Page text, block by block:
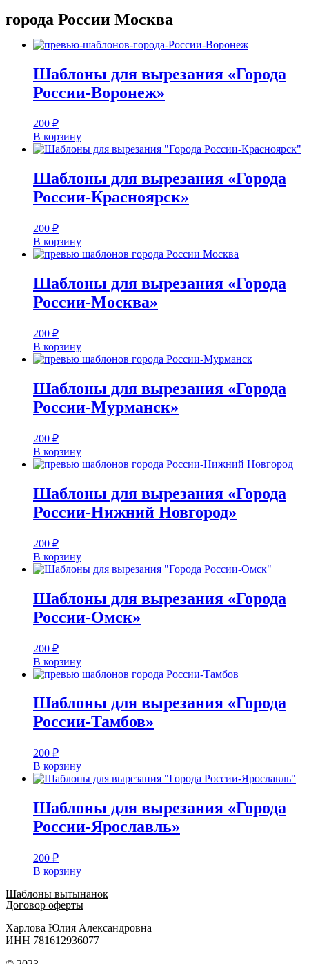
города России Москва
Шаблоны для вырезания «Города
России-Воронеж»
200 ₽
В корзину
Шаблоны для вырезания «Города
России-Красноярск»
200 ₽
В корзину
Шаблоны для вырезания «Города
России-Москва»
200 ₽
В корзину
Шаблоны для вырезания «Города
России-Мурманск»
200 ₽
В корзину
Шаблоны для вырезания «Города
России-Нижний Новгород»
200 ₽
В корзину
Шаблоны для вырезания «Города
России-Омск»
200 ₽
В корзину
Шаблоны для вырезания «Города
России-Тамбов»
200 ₽
В корзину
Шаблоны для вырезания «Города
России-Ярославль»
200 ₽
В корзину
Шаблоны вытынанок
Договор оферты
Харлова Юлия Александровна
ИНН 781612936077